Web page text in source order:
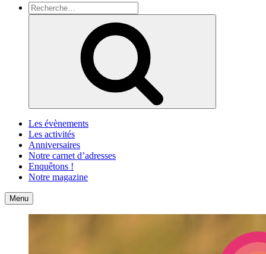
Recherche
pour
Les évènements
Les activités
Anniversaires
Notre carnet d’adresses
Enquêtons !
Notre magazine
Accueil
Menu Contact